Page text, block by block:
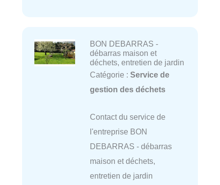
BON DEBARRAS -
débarras maison et
déchets, entretien de jardin
Catégorie : Service de
gestion des déchets
Contact du service de
l'entreprise BON
DEBARRAS - débarras
maison et déchets,
entretien de jardin